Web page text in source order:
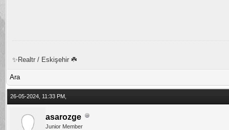
✨Realtr / Eskişehir ☘️
Ara
26-05-2024, 11:33 PM,
asarozge
Junior Member